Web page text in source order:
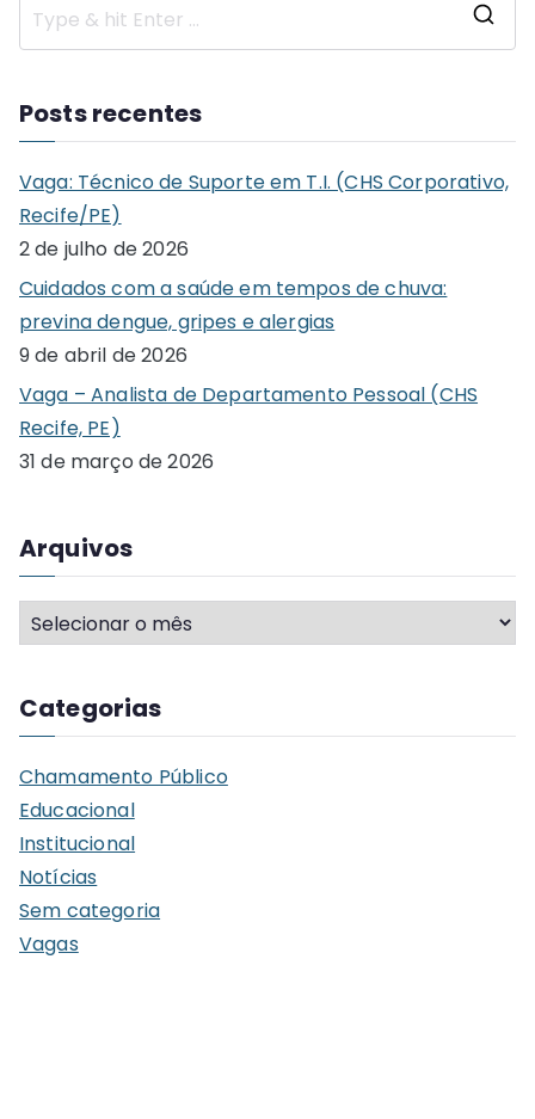
Posts recentes
Vaga: Técnico de Suporte em T.I. (CHS Corporativo,
Recife/PE)
2 de julho de 2026
Cuidados com a saúde em tempos de chuva:
previna dengue, gripes e alergias
9 de abril de 2026
Vaga – Analista de Departamento Pessoal (CHS
Recife, PE)
31 de março de 2026
Arquivos
A
r
u
v
o
s
Categorias
Chamamento Público
Educacional
Institucional
Notícias
Sem categoria
Vagas